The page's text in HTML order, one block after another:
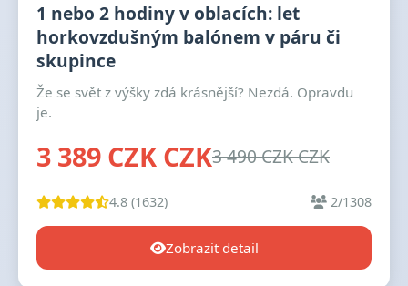
1 nebo 2 hodiny v oblacích: let
horkovzdušným balónem v páru či
skupince
Že se svět z výšky zdá krásnější? Nezdá. Opravdu
je.
3 389 CZK CZK3 490 CZK CZK
4.8 (1632) 2/1308
Zobrazit detail